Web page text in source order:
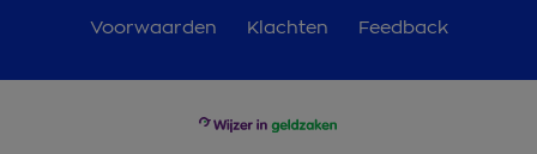
Voorwaarden Klachten Feedback